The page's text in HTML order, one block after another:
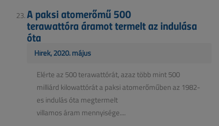
A paksi atomerőmű 500
terawattóra áramot termelt az indulása
óta
Hírek, 2020. május
Elérte az 500 terawattórát, azaz több mint 500
milliárd kilowattórát a paksi atomerőműben az 1982-
es indulás óta megtermelt
villamos áram mennyisége....